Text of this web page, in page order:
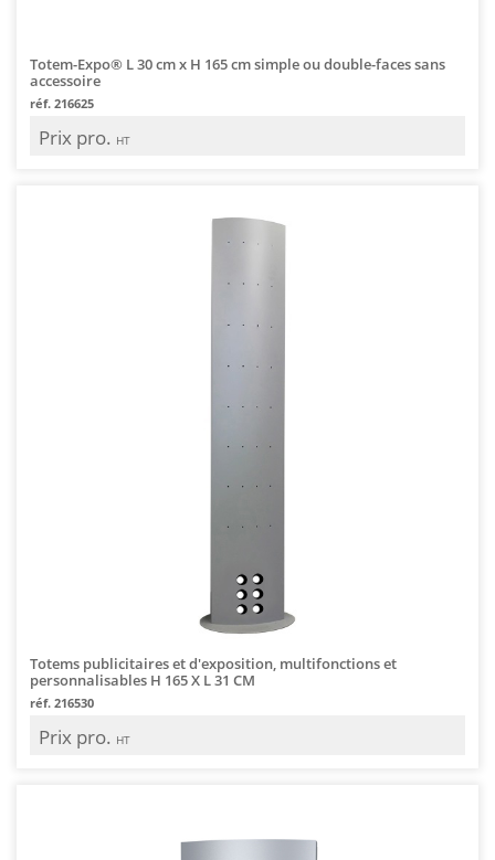
Totem-Expo® L 30 cm x H 165 cm simple ou double-faces sans
accessoire
réf. 216625
Prix pro. HT
Totems publicitaires et d'exposition, multifonctions et
personnalisables H 165 X L 31 CM
réf. 216530
Prix pro. HT